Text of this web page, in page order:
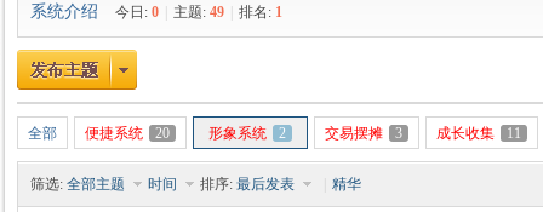
昔 » ›
系统介绍 今日: 0 主题: 49 排名: 1
全部 便捷系统 20 形象系统 2 交易摆摊 3 成长收集 11
筛选: 全部主题 时间 排序: 最后发表 精华